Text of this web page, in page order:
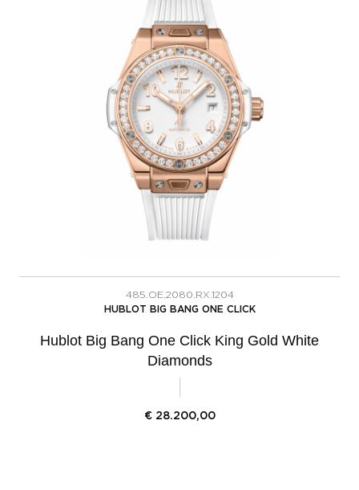
485.OE.2080.RX.1204
HUBLOT BIG BANG ONE CLICK
Hublot Big Bang One Click King Gold White
Diamonds
€ 28.200,00